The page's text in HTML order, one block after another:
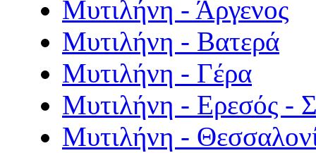
Μυτιλήνη - Άργενος
Μυτιλήνη - Βατερά
Μυτιλήνη - Γέρα
Μυτιλήνη - Ερεσός -
Μυτιλήνη -